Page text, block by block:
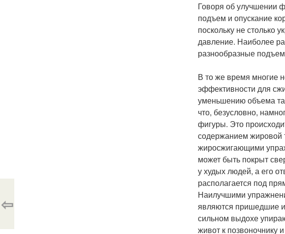
Говоря об улучшении
подъем и опускание
поскольку не
давление. Наиболее
разнообразные
В то же время многие
эффективности для
уменьшению объема
что, безусловно,
фигуры. Это
содержанием жировой
жиросжигающими
может быть покрыт
у худых людей, а его
располагается под
Наилучшими
являются пришедшие
сильном выдохе
живот к позвоночнику
⇦